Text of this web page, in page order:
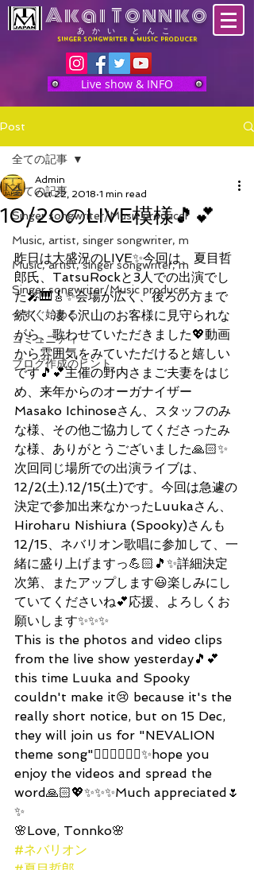
Singer Songwriter & MUSIC producer
Akai Tonnko
​あかい とんこ
Live show & INFO
Post
全ての記事
Singer songwriter/Music producer
Music, artist, singer songwriter, m
Music, artist, singer songwriter, m
Singer songwriter/Music producer
今すぐ始める
コミュニティ
ブログ作成のヒント
全ての記事
10/20のLIVE模様🎵💕
Admin
Oct 22, 2018 1 min read
昨日は大盛況のLIVE✨今回は、夏目哲
郎氏、TatsuRockと3人での出演でし
た🎤🎹🎸✨会場が広く、後ろの方まで
続く、凄く沢山のお客様に見守られな
がら、歌わせていただきました💖動画
から雰囲気をみていただけると嬉しい
です🎵💕主催の野内さまご夫妻をはじ
め、来年からのオーガナイザー
Masako Ichinoseさん、スタッフのみ
な様、その他ご協力してくださったみ
な様、ありがとうございました🙏🏻✨
次回同じ場所での出演ライブは、
12/2(土).12/15(土)です。今回は急遽の
決定で参加出来なかったLuukaさん、
Hiroharu Nishiura (Spooky)さんも
12/15、ネバリオン歌唱に参加して、一
緒に盛り上げますっ💪🏻🎵✨詳細決定
次第、またアップします😃楽しみにし
ていてくださいね💕応援、よろしくお
願いします✨✨✨
This is the photos and video clips
from the live show yesterday🎵💕
this time Luuka and Spooky
couldn't make it😢 because it's the
really short notice, but on 15 Dec,
they will join us for "NEVALION
theme song"✌🏻️✌🏻️✌🏻️✨hope you
enjoy the videos and spread the
word🙏🏻💖✨✨✨Much appreciated🌷
✨
🌸Love, Tonnko🌸
#ネバリオン